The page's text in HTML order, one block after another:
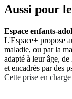
Aussi pour
Espace enfants-
L'Espace+ propose
maladie, ou par la
adapté à leur âge,
et encadrés par des
Cette prise en